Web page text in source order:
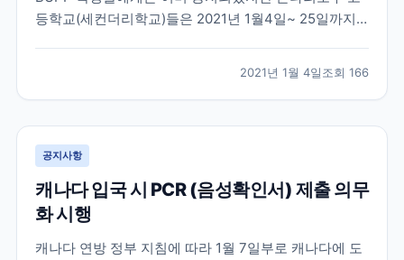
등학교(세컨더리학교)들은 2021년 1월4일~ 25일까지
2021년 1월 4일조회 166
공지사항
캐나다 입국 시 PCR (음성확인서) 제출 의무
화 시행
캐나다 연방 정부 지침에 따라 1월 7일부로 캐나다에 도